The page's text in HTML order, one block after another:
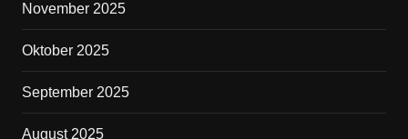
November 2025
Oktober 2025
September 2025
August 2025